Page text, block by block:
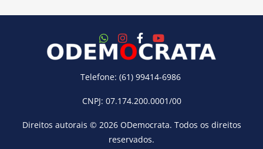
Telefone: (61) 99414-6986
CNPJ: 07.174.200.0001/00
Direitos autorais © 2026 ODemocrata. Todos os direitos
reservados.